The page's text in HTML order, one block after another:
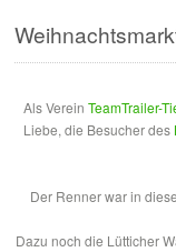
Als Verein TeamTrailer-
Liebe, die Besucher des
Der Renner war in
Dazu noch die Lütticher